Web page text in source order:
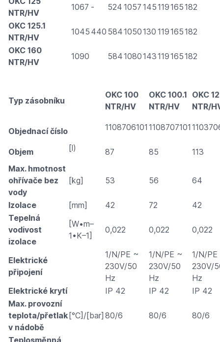
NTR/HV
1067 - 524 1057 145119165182
OKC 125.1
NTR/HV
1045 440 5841050130 119165182
OKC 160
NTR/HV
1090 5841080143119165182
Typ zásobníku
OKC 100
NTR/HV
OKC 100.1
NTR/HV
OKC
NTR/
Objednací číslo 1108706101 1108707101
Objem [l) 87 85
113
Max. hmotnost
ohřívače bez
vody
[kg] 53 56 64
Izolace [mm] 42 72
42
Tepelná
vodivost
izolace
[W•m–
1•K–1]
0,022 0,022 0,022
Elektrické
připojení
1/N/PE ~
230V/50
Hz
1/N/PE ~
230V/50
Hz
1/N/PE
230V/
Hz
Elektrické krytí
IP 42 IP 42
IP 42
Max. provozní
teplota/přetlak
v nádobě
[°C]/[bar] 80/6 80/6 80/6